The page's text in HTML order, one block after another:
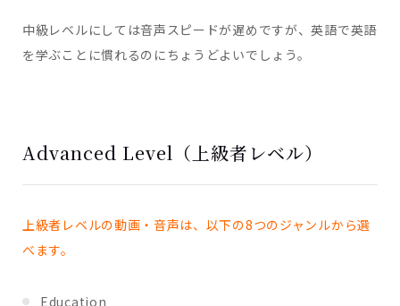
中級レベルにしては音声スピードが遅めですが、英語で英語
を学ぶことに慣れるのにちょうどよいでしょう。
Advanced Level（上級者レベル）
上級者レベルの動画・音声は、以下の8つのジャンルから選
べます。
Education